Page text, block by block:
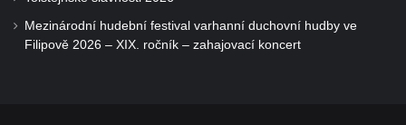
Mezinárodní hudební festival varhanní duchovní hudby ve
Filipově 2026 – XIX. ročník – zahajovací koncert